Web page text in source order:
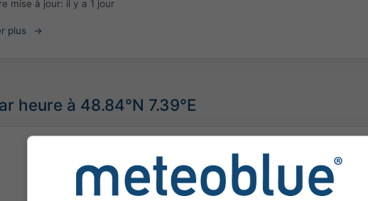
mise à jour: il y a 1 jour
plus
heure à 48.84°N 7.39°E